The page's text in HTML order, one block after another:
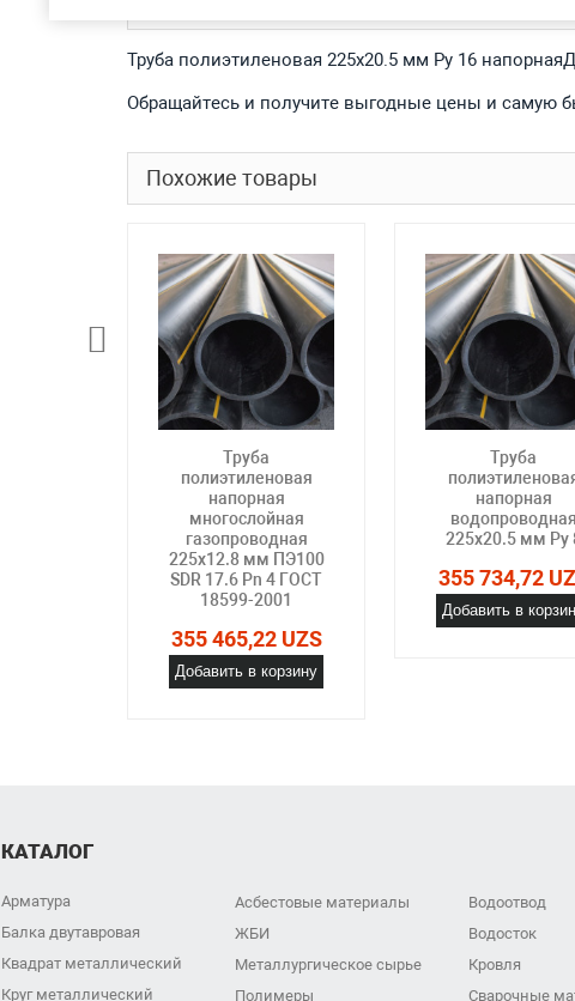
Труба полиэтиленовая 225х20.5 мм Ру 16
Обращайтесь и получите выгодные цены и самую
Похожие товары
Труба
полиэтиленовая
напорная
многослойная
газопроводная
225х12.8 мм ПЭ100
SDR 17.6 Pn 4 ГОСТ
18599-2001
355 465,22 UZS
Добавить в корзину
Труба
напорная
водопроводная
225х20.5 мм Ру
355 734,72
Добавить в
КАТАЛОГ
Арматура
Балка двутавровая
Квадрат металлический
Круг металлический
Асбестовые материалы
ЖБИ
Металлургическое сырье
Полимеры
Водоотвод
Водосток
Кровля
Сварочные